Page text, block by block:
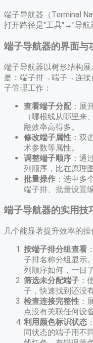
端子导航器（Terminal
打开路径是"工具"→"导航
端子导航器的界面与
端子导航器以树形结构
是：端子排→端子→连接
子管理工作：
查看端子分配：展
（哪根线从哪里
翻效率高得多。
修改端子属性 ：双
术参数等属性。
调整端子顺序 ：通
列顺序，比在原理
批量操作 ：选中多
端子排、批量设置编
端子导航器的实用技
几个能显著提升效率的操
按端子排分组查看
子排名称分组显示
列顺序如何，一目了
筛选未分配端子 ：
子，快速找到还没
检查连接完整性 ：
点没有关联任何设
利用颜色标识状态
同状态的端子用不